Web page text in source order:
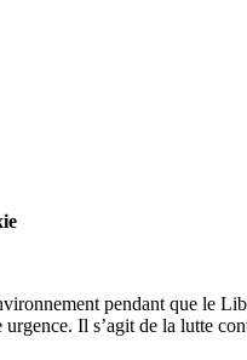
pendant que le
Il s’agit de la lutte